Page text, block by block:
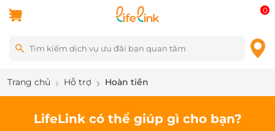
0
Trang chủ Hỗ trợ Hoàn tiền
LifeLink có thể giúp gì cho bạn?